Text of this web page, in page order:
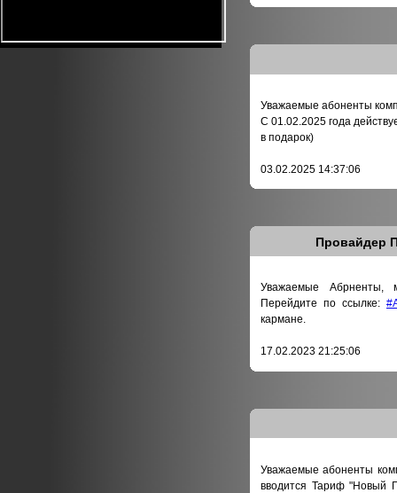
Уважаемые абоненты
С 01.02.2025 года
в подарок)
03.02.2025 14:37:06
Провайдер
Уважаемые Абрненты,
Перейдите по ссылке:
кармане.
17.02.2023 21:25:06
Уважаемые абоненты
вводится Тариф "Новый